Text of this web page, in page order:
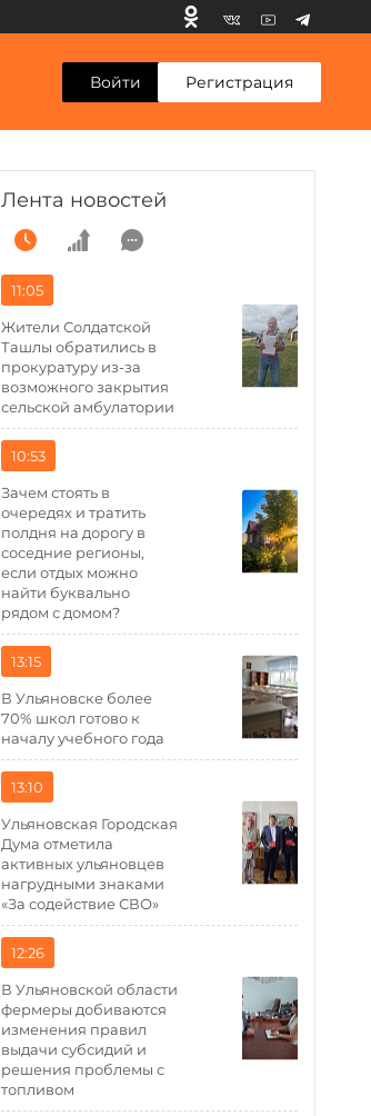
Войти Регистрация
Лента новостей
11:05
Жители Солдатской
Ташлы обратились в
прокуратуру из-за
возможного закрытия
сельской амбулатории
10:53
Зачем стоять в
очередях и тратить
полдня на дорогу в
соседние регионы,
если отдых можно
найти буквально
рядом с домом?
13:15
В Ульяновске более
70% школ готово к
началу учебного года
13:10
Ульяновская Городская
Дума отметила
активных ульяновцев
нагрудными знаками
«За содействие СВО»
12:26
В Ульяновской области
фермеры добиваются
изменения правил
выдачи субсидий и
решения проблемы с
топливом